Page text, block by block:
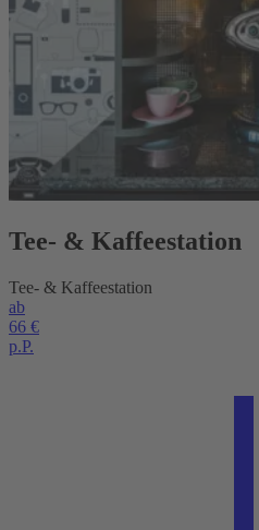
Tee- & Kaffeestation
Tee- & Kaffeestation
ab
66 €
p.P.